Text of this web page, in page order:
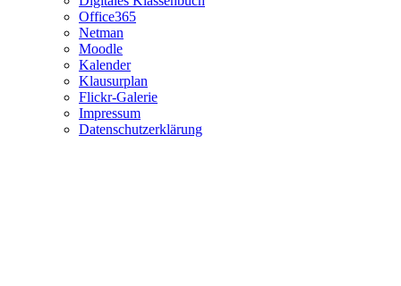
Office365
Netman
Moodle
Kalender
Klausurplan
Flickr-Galerie
Impressum
Datenschutzerklärung